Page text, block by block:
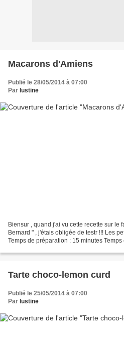
Macarons d'Amiens
Publié le 28/05/2014 à 07:00
Par lustine
Biensur , quand j'ai vu cette recette sur le
Bernard " , j'étais obligée de testr !!! Les
Temps de préparation : 15 minutes
Tarte choco-lemon curd
Publié le 25/05/2014 à 07:00
Par lustine